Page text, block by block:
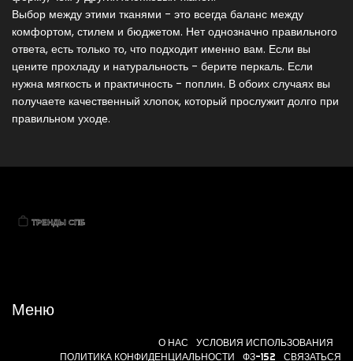
Выбор между этими тканями - это всегда баланс между
комфортом, стилем и бюджетом. Нет однозначно правильного
ответа, есть только то, что подходит именно вам. Если вы
цените прохладу и натуральность - берите перкаль. Если
нужна мягкость и практичность - поплин. В обоих случаях вы
получаете качественный хлопок, который прослужит долго при
правильном уходе.
Меню
О НАС
УСЛОВИЯ ИСПОЛЬЗОВАНИЯ
ПОЛИТИКА КОНФИДЕНЦИАЛЬНОСТИ
ФЗ-152 СВЯЗАТЬСЯ